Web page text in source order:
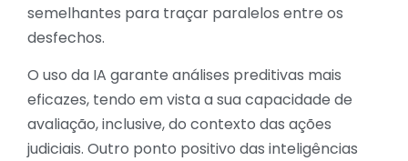
semelhantes para traçar paralelos entre os
desfechos.
O uso da IA garante análises preditivas mais
eficazes, tendo em vista a sua capacidade de
avaliação, inclusive, do contexto das ações
judiciais. Outro ponto positivo das inteligências